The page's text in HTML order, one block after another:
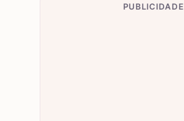
PUBLICIDADE